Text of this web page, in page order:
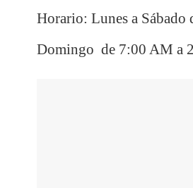
Horario: Lunes a
Domingo de 7:00 AM a